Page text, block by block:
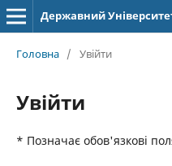
Державний
Головна / Увійти
Увійти
* Позначає обов'язкові